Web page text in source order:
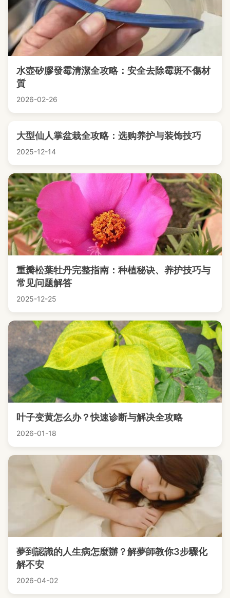
水壺矽膠發霉清潔全攻略：安全去除霉斑不傷材
質
2026-02-26
大型仙人掌盆栽全攻略：选购养护与装饰技巧
2025-12-14
重瓣松葉牡丹完整指南：种植秘诀、养护技巧与
常见问题解答
2025-12-25
叶子变黄怎么办？快速诊断与解决全攻略
2026-01-18
夢到認識的人生病怎麼辦？解夢師教你3步驟化
解不安
2026-04-02